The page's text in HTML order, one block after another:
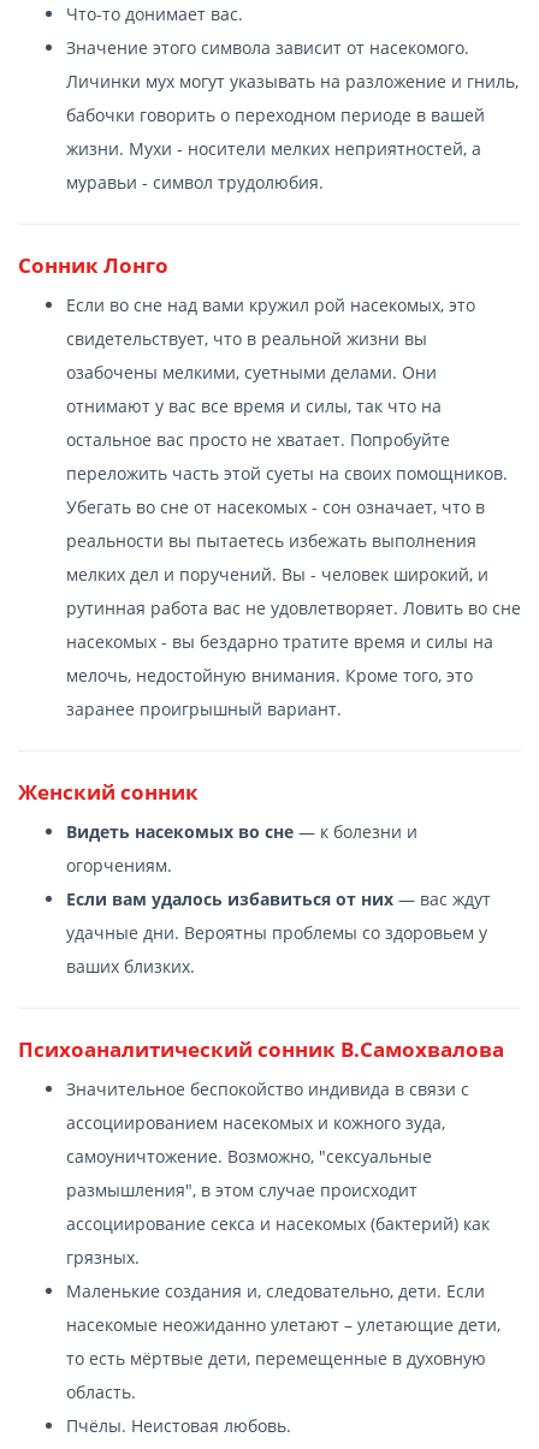
Что-то донимает вас.
Значение этого символа зависит от насекомого.
Личинки мух могут указывать на разложение и гниль,
бабочки говорить о переходном периоде в вашей
жизни. Мухи - носители мелких неприятностей, а
муравьи - символ трудолюбия.
Сонник Лонго
Если во сне над вами кружил рой насекомых, это
свидетельствует, что в реальной жизни вы
озабочены мелкими, суетными делами. Они
отнимают у вас все время и силы, так что на
остальное вас просто не хватает. Попробуйте
переложить часть этой суеты на своих помощников.
Убегать во сне от насекомых - сон означает, что в
реальности вы пытаетесь избежать выполнения
мелких дел и поручений. Вы - человек широкий, и
рутинная работа вас не удовлетворяет. Ловить во сне
насекомых - вы бездарно тратите время и силы на
мелочь, недостойную внимания. Кроме того, это
заранее проигрышный вариант.
Женский сонник
Видеть насекомых во сне — к болезни и
огорчениям.
Если вам удалось избавиться от них — вас ждут
удачные дни. Вероятны проблемы со здоровьем у
ваших близких.
Психоаналитический сонник В.Самохвалова
Значительное беспокойство индивида в связи с
ассоциированием насекомых и кожного зуда,
самоуничтожение. Возможно, "сексуальные
размышления", в этом случае происходит
ассоциирование секса и насекомых (бактерий) как
грязных.
Маленькие создания и, следовательно, дети. Если
насекомые неожиданно улетают – улетающие дети,
то есть мёртвые дети, перемещенные в духовную
область.
Пчёлы. Неистовая любовь.